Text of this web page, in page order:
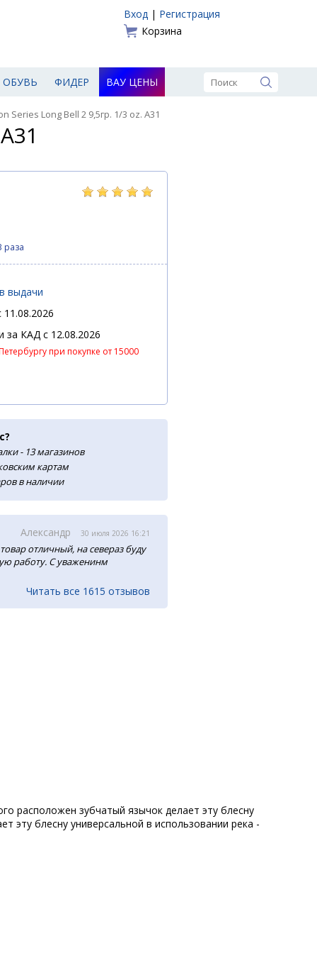
Вход | Регистрация
Корзина
ОБУВЬ ФИДЕР ВАУ ЦЕНЫ
Series Long Bell 2 9,5гр. 1/3 oz. A31
раза
выдачи
за КАД c 12.08.2026
при покупке от 15000
- 13 магазинов
картам
в наличии
Александр 30 июля 2026 16:21
отличный, на севераз буду
работу. С уваженинм
Читать все 1615 отзывов
расположен зубчатый язычок делает эту блесну
эту блесну универсальной в использовании река -